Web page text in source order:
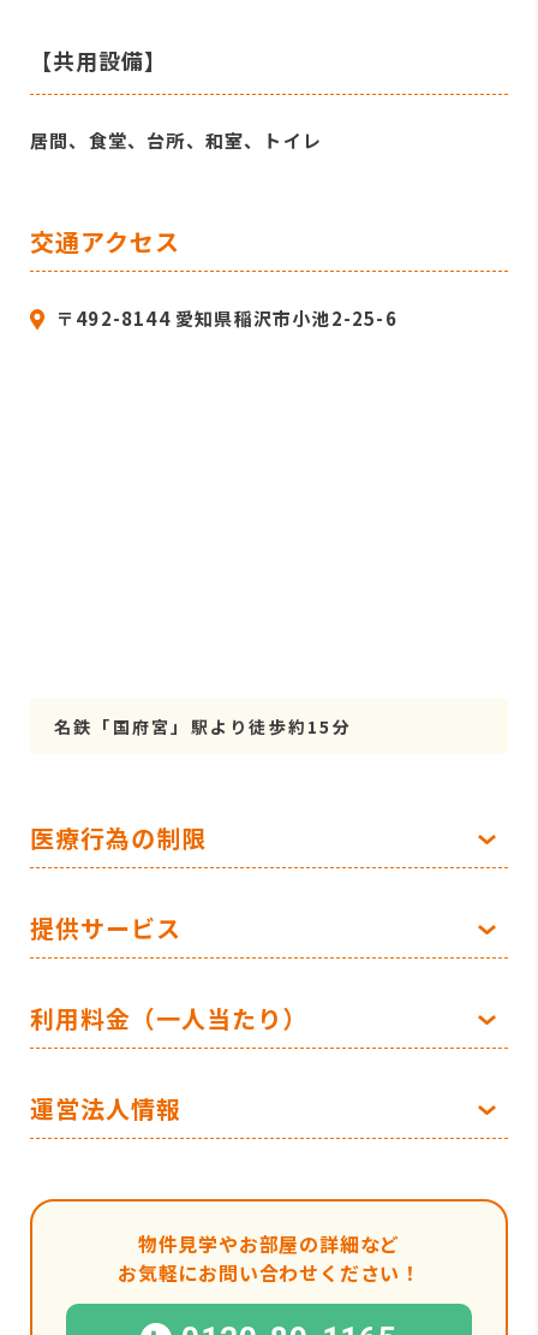
【共用設備】
居間、食堂、台所、和室、トイレ
交通アクセス
〒492-8144 愛知県稲沢市小池2-25-6
名鉄「国府宮」駅より徒歩約15分
医療行為の制限
提供サービス
利用料金（一人当たり）
運営法人情報
物件見学やお部屋の詳細など
お気軽にお問い合わせください！